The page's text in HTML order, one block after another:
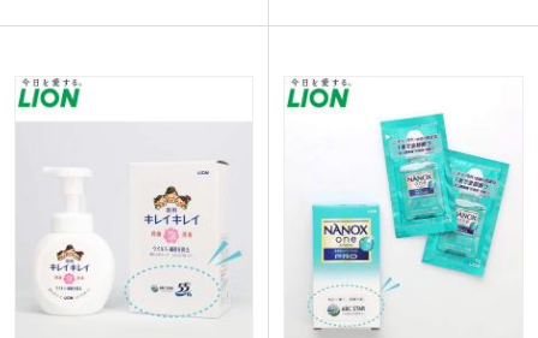
スにもおすすめ。企業の印象を伝えつ
手軽に使える2枚入り。お風呂上りや寝
る前に、ふくらはぎや足の裏に貼れば足
の疲れを癒せます。
か。企業の印象を伝えつつ、足を労わっ
手軽に使える2枚入り。お風呂上りや寝
る前に、ふくらはぎや足の裏に貼れば足
の疲れを癒せます。